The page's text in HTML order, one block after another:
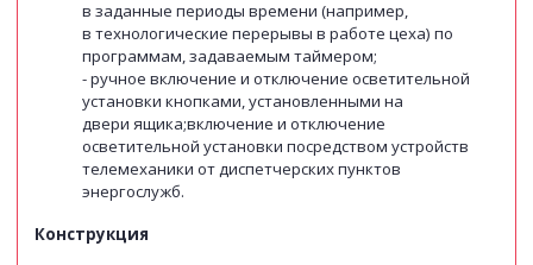
в заданные периоды времени (например,
в технологические перерывы в работе цеха) по
программам, задаваемым таймером;
- ручное включение и отключение осветительной
установки кнопками, установленными на
двери ящика;включение и отключение
осветительной установки посредством устройств
телемеханики от диспетчерских пунктов
энергослужб.
Конструкция